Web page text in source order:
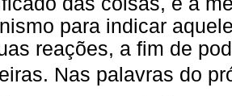
para indicar
reações, a fim de
Nas palavras do